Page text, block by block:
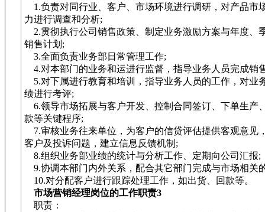
1.负责对同行业、客户、市场环境进行调研，对产品市
力进行调查和分析;
2.贯彻执行公司销售政策、制定业务激励方案与年度、
销售计划;
3.全面负责业务部日常管理工作;
4.对本部门的业务和运进行监督，指导业务人员完成销
5.对下属进行教育和培训，指导业务人员的工作，对业
绩进行考评;
6.领导市场拓展与客户开发、控制合同签订、下单生产
款等关键程序;
7.审核业务往来单位，为客户的信贷评估提供客观意见
客户及投诉问题，建立信息反馈机制;
8.组织业务部业绩的统计与分析工作、定期向公司汇报;
9.协调本部门内外关系，配合其它部门完成与市场相关
10.对分配客户进行跟踪处理工作，如出货、回款等。
市场营销经理岗位的工作职责3
职责：